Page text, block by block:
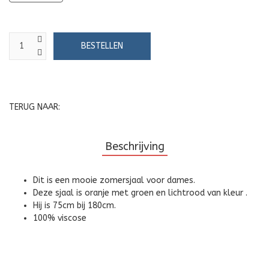
TERUG NAAR:
Beschrijving
Dit is een mooie zomersjaal voor dames.
Deze sjaal is oranje met groen en lichtrood van kleur .
Hij is 75cm bij 180cm.
100% viscose